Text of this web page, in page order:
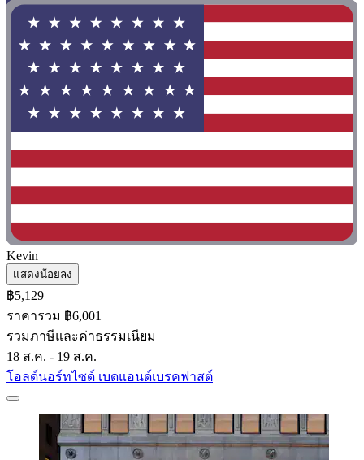
Kevin
แสดงน้อยลง
฿5,129
ราคารวม ฿6,001
รวมภาษีและค่าธรรมเนียม
18 ส.ค. - 19 ส.ค.
โอลด์นอร์ทไซด์ เบดแอนด์เบรคฟาสต์